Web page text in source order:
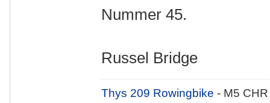
Nummer 45.
Russel Bridge
Thys 209 Rowingbike- M5